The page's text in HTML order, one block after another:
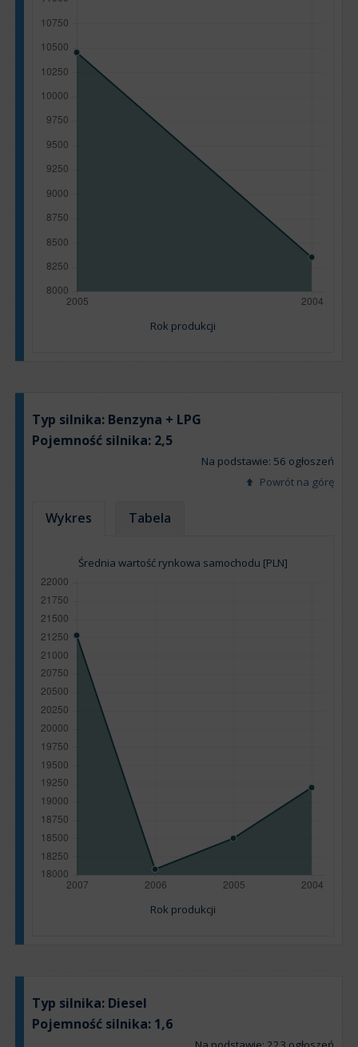
Rok produkcji
Typ silnika: Benzyna + LPG
Pojemność silnika: 2,5
Na podstawie: 56 ogłoszeń
Powrót na górę
Wykres Tabela
Średnia wartość rynkowa samochodu [PLN]
Rok produkcji
Typ silnika: Diesel
Pojemność silnika: 1,6